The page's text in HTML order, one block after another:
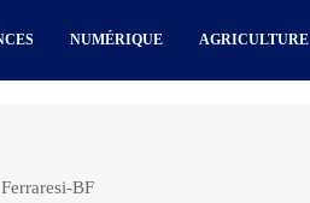
NUMÉRIQUE AGRICULTURE
BF